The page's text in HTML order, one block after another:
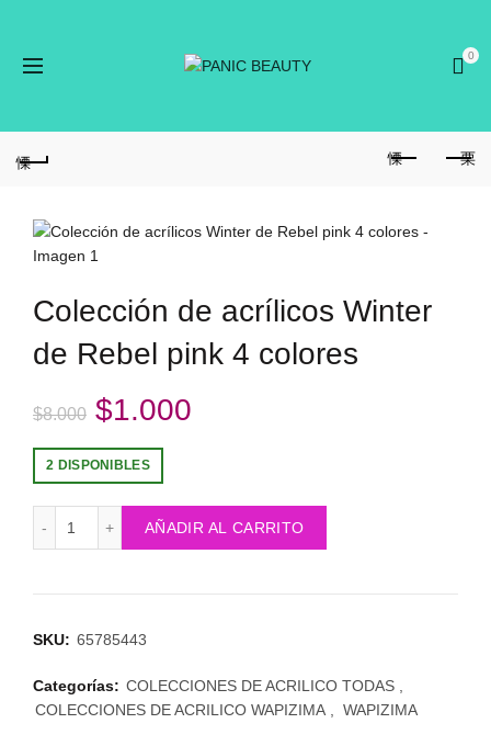
0
Colección de acrílicos Winter
de Rebel pink 4 colores
$8.000 El
precio
original
era:
$1.000
actual
es:
2 DISPONIBLES
Colección de acrílicos Winter de Rebel pink 4 colores
AÑADIR AL CARRITO
SKU: 65785443
Categorías: COLECCIONES DE ACRILICO TODAS
COLECCIONES DE ACRILICO WAPIZIMA
WAPIZIMA